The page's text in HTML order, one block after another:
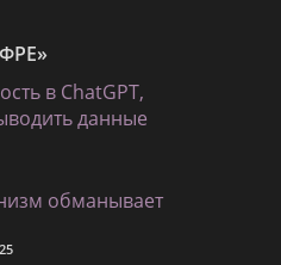
в ChatGPT,
данные
обманывает